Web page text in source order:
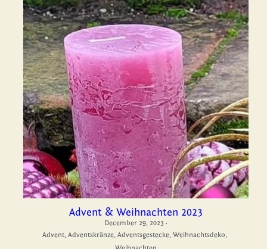
Advent & Weihnachten 2023
December 29, 2023 ·
Advent, Adventskränze, Adventsgestecke, Weihnachtsdeko,